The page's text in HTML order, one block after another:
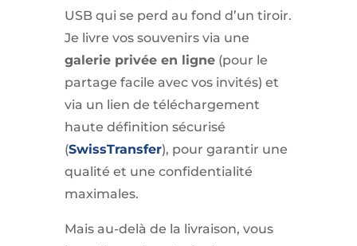
USB qui se perd au fond d’un tiroir.
Je livre vos souvenirs via une
galerie privée en ligne(pour le
partage facile avec vos invités) et
via un lien de téléchargement
haute définition sécurisé
(SwissTransfer), pour garantir une
qualité et une confidentialité
maximales.
Mais au-delà de la livraison, vous